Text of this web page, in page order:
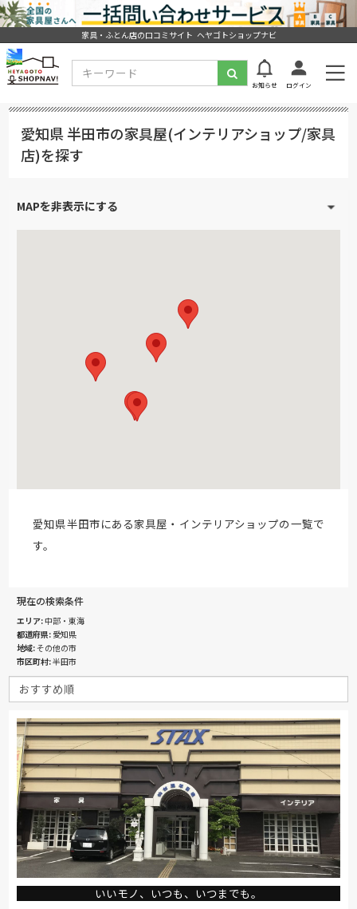
家具・ふとん店の口コミサイト ヘヤゴトショップナビ
お知らせ ログイン
愛知県 半田市の家具屋(インテリアショップ/家具
店)を探す
愛知県半田市にある家具屋・インテリアショップの一覧で
す。
現在の検索条件
エリア 中部・東海
都道府県 愛知県
地域 その他の市
市区町村 半田市
いいモノ、いつも、いつまでも。